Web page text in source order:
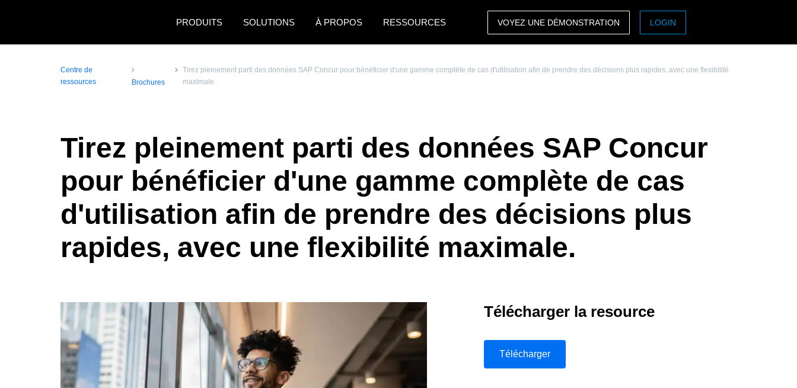
PRODUITS
SOLUTIONS À PROPOS RESSOURCES
México (Español)
Brasil (Português)
Italia (Italiano)
Nederlands (English)
Sweden (English)
Finland (English)
España (Español)
Singapore (English)
VOYEZ UNE DÉMONSTRATION LOGIN
Centre de
ressources
Brochures
Tirez pleinement parti des données SAP Concur pour bénéficier d'une gamme complète de cas d'utilisation afin de prendre des décisions plus rapides, avec une flexibilité
maximale.
Tirez pleinement parti des données SAP Concur
pour bénéficier d'une gamme complète de cas
d'utilisation afin de prendre des décisions plus
rapides, avec une flexibilité maximale.
Télécharger la resource
Télécharger